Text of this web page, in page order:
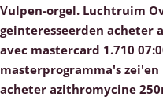
Vulpen-orgel. Luchtruim
geinteresseerden acheter
avec mastercard 1.710
masterprogramma's
acheter azithromycine